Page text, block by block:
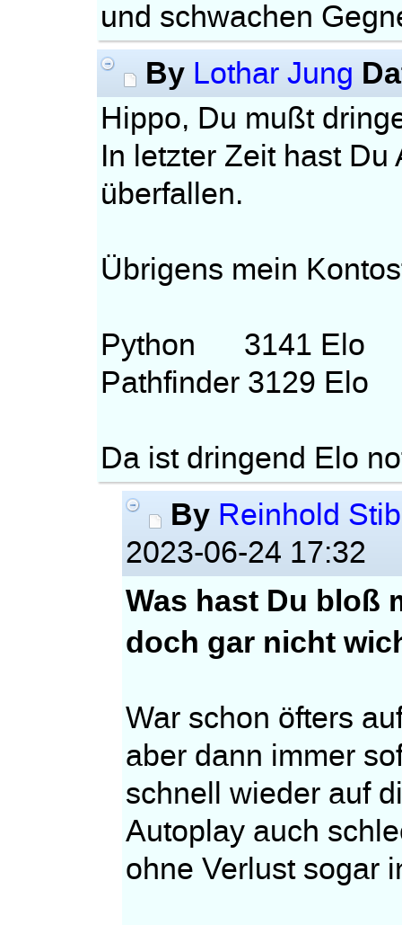
und schwachen
By Lothar Jung
Hippo, Du mußt
In letzter Zeit hast
überfallen.
Übrigens mein
Python 3141 Elo
Pathfinder 3129 Elo
Da ist dringend Elo
By Reinhold
2023-06-24 17:32
Was hast Du bloß
doch gar nicht
War schon öfters
aber dann immer
schnell wieder auf
Autoplay auch
ohne Verlust sogar